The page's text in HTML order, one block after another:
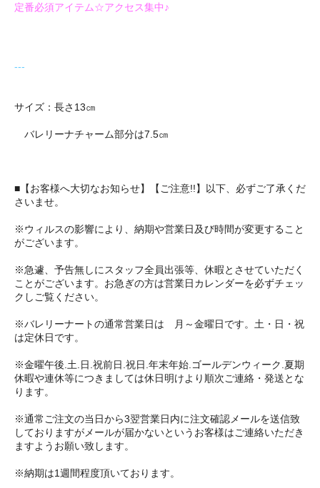
定番必須アイテム☆アクセス集中♪
---
サイズ：長さ13㎝
バレリーナチャーム部分は7.5㎝
■【お客様へ大切なお知らせ】【ご注意!!】以下、必ずご了承くだ
さいませ。
※ウィルスの影響により、納期や営業日及び時間が変更すること
がございます。
※急遽、予告無しにスタッフ全員出張等、休暇とさせていただく
ことがございます。お急ぎの方は営業日カレンダーを必ずチェッ
クしご覧ください。
※バレリーナートの通常営業日は 月～金曜日です。土・日・祝
は定休日です。
※金曜午後.土.日.祝前日.祝日.年末年始.ゴールデンウィーク.夏期
休暇や連休等につきましては休日明けより順次ご連絡・発送とな
ります。
※通常ご注文の当日から3翌営業日内に注文確認メールを送信致
しておりますがメールが届かないというお客様はご連絡いただき
ますようお願い致します。
※納期は1週間程度頂いております。